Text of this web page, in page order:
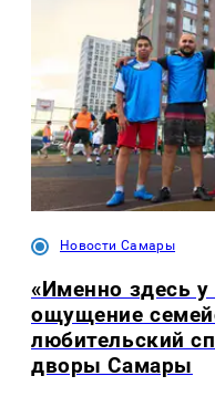
Новости Самары
«Именно здесь
ощущение
любительский
дворы Самары